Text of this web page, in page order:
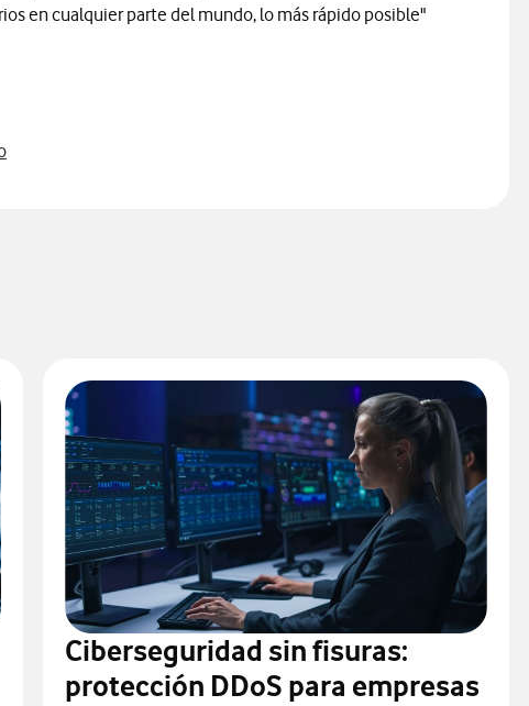
en cualquier parte del mundo, lo más rápido posible"
Más información
Ciberseguridad sin fisuras:
protección DDoS para empresas